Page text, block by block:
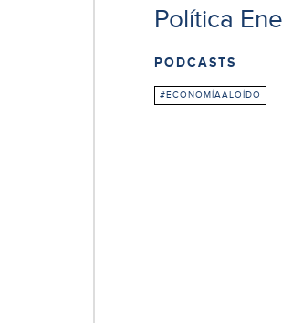
Política
PODCASTS
#ECONOMÍAALOÍDO